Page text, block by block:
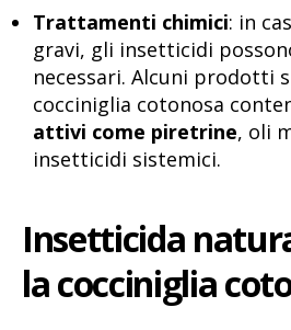
Trattamenti chimici: in
gravi, gli insetticidi
necessari. Alcuni prodotti
cocciniglia cotonosa
attivi come piretrine, oli
insetticidi sistemici.
Insetticida
la cocciniglia